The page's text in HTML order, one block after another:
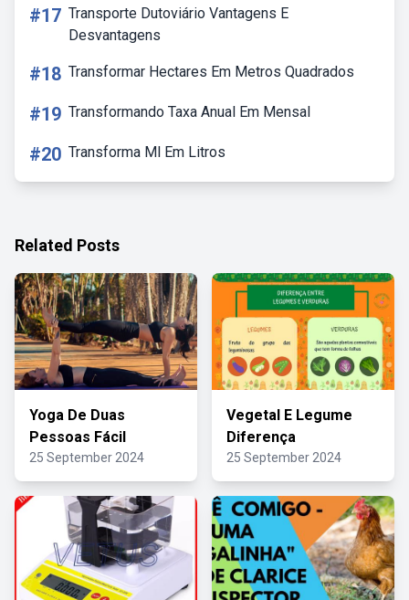
#17 Transporte Dutoviário Vantagens E
Desvantagens
#18 Transformar Hectares Em Metros Quadrados
#19 Transformando Taxa Anual Em Mensal
#20 Transforma Ml Em Litros
Related Posts
Yoga De Duas
Pessoas Fácil
25 September 2024
Vegetal E Legume
Diferença
25 September 2024